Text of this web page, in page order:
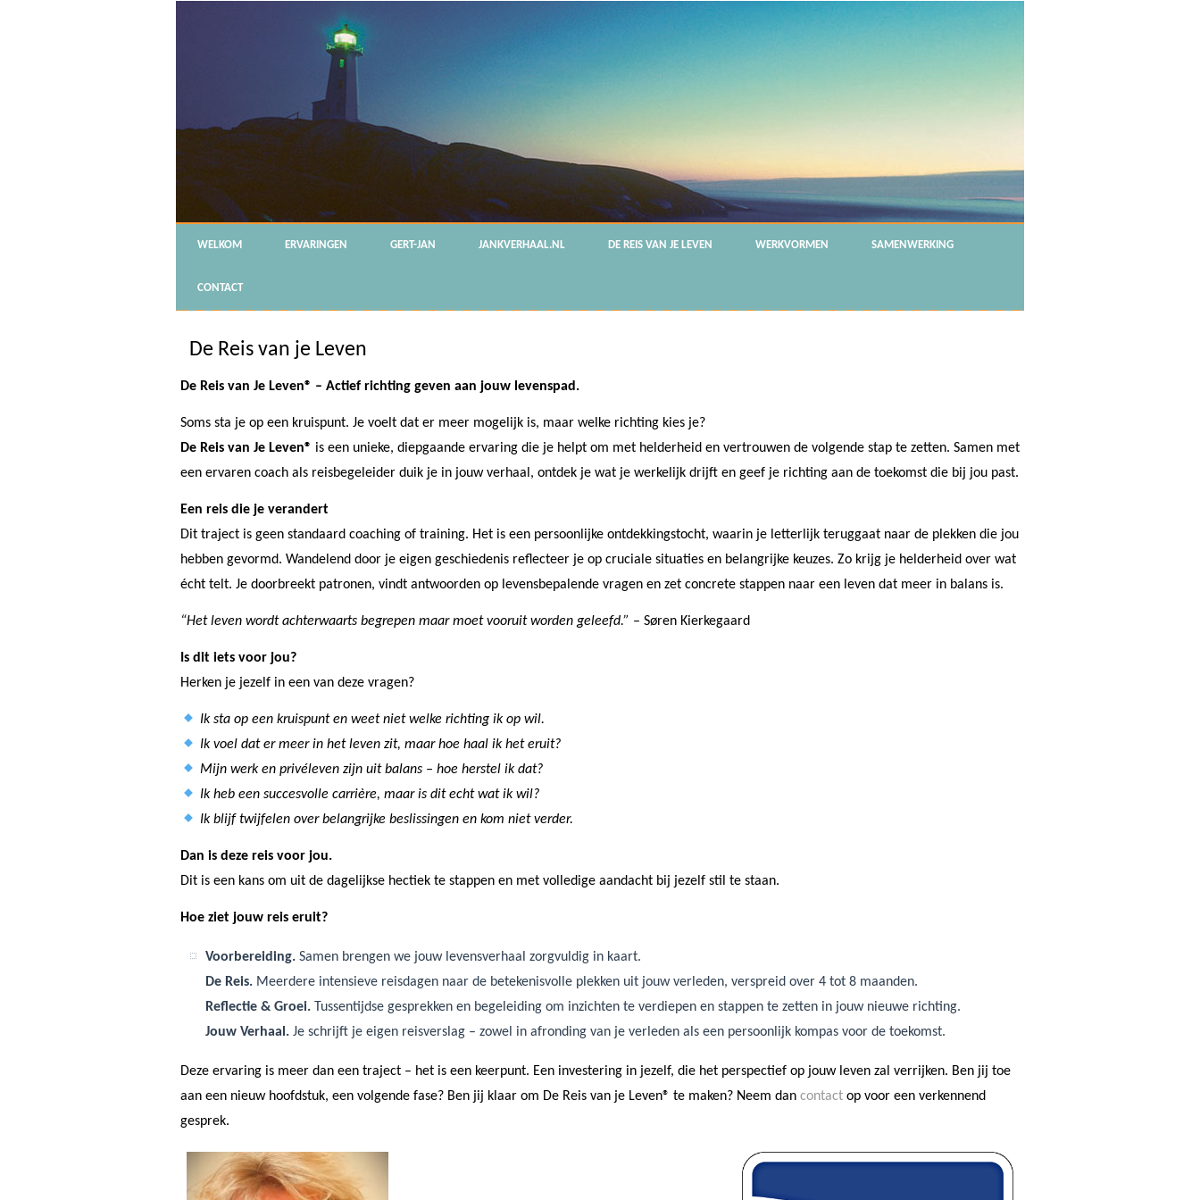
WELKOM ERVARINGEN GERT-JAN JANKVERHAAL.NL DE REIS VAN JE LEVEN WERKVORMEN SAMENWERKING
CONTACT
De Reis van je Leven
De Reis van Je Leven® – Actief richting geven aan jouw levenspad.
Soms sta je op een kruispunt. Je voelt dat er meer mogelijk is, maar welke richting kies je?
De Reis van Je Leven® is een unieke, diepgaande ervaring die je helpt om met helderheid en vertrouwen de volgende stap te zetten. Samen met
een ervaren coach als reisbegeleider duik je in jouw verhaal, ontdek je wat je werkelijk drijft en geef je richting aan de toekomst die bij jou past.
Een reis die je verandert
Dit traject is geen standaard coaching of training. Het is een persoonlijke ontdekkingstocht, waarin je letterlijk teruggaat naar de plekken die jou
hebben gevormd. Wandelend door je eigen geschiedenis reflecteer je op cruciale situaties en belangrijke keuzes. Zo krijg je helderheid over wat
écht telt. Je doorbreekt patronen, vindt antwoorden op levensbepalende vragen en zet concrete stappen naar een leven dat meer in balans is.
“Het leven wordt achterwaarts begrepen maar moet vooruit worden geleefd.” – Søren Kierkegaard
Is dit iets voor jou?
Herken je jezelf in een van deze vragen?
Ik sta op een kruispunt en weet niet welke richting ik op wil.
Ik voel dat er meer in het leven zit, maar hoe haal ik het eruit?
Mijn werk en privéleven zijn uit balans – hoe herstel ik dat?
Ik heb een succesvolle carrière, maar is dit echt wat ik wil?
Ik blijf twijfelen over belangrijke beslissingen en kom niet verder.
Dan is deze reis voor jou.
Dit is een kans om uit de dagelijkse hectiek te stappen en met volledige aandacht bij jezelf stil te staan.
Hoe ziet jouw reis eruit?
Voorbereiding. Samen brengen we jouw levensverhaal zorgvuldig in kaart.
De Reis. Meerdere intensieve reisdagen naar de betekenisvolle plekken uit jouw verleden, verspreid over 4 tot 8 maanden.
Reflectie & Groei. Tussentijdse gesprekken en begeleiding om inzichten te verdiepen en stappen te zetten in jouw nieuwe richting.
Jouw Verhaal. Je schrijft je eigen reisverslag – zowel in afronding van je verleden als een persoonlijk kompas voor de toekomst.
Deze ervaring is meer dan een traject – het is een keerpunt. Een investering in jezelf, die het perspectief op jouw leven zal verrijken. Ben jij toe
aan een nieuw hoofdstuk, een volgende fase? Ben jij klaar om De Reis van je Leven® te maken? Neem dan contact op voor een verkennend
gesprek.